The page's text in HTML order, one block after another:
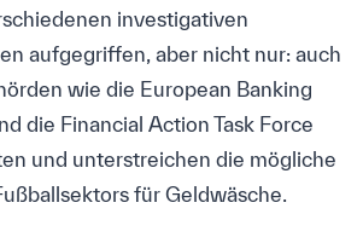
investigativen
aufgegriffen, aber nicht nur: auch
wie die European Banking
die Financial Action Task Force
und unterstreichen die mögliche
für Geldwäsche.